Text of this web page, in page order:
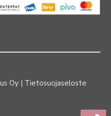
Oy | Tietosuojaseloste